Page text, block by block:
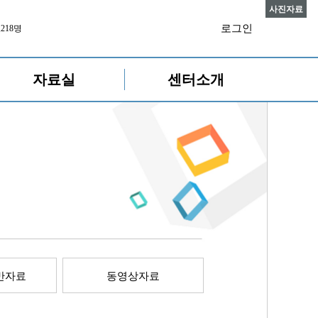
로그인
명
자료실 센터소개
자료 동영상자료
사진자료